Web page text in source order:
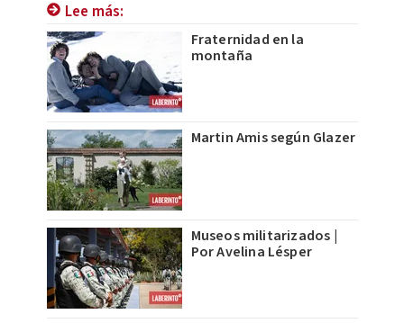
Lee más:
Fraternidad en la
montaña
Martin Amis según Glazer
Museos militarizados |
Por Avelina Lésper